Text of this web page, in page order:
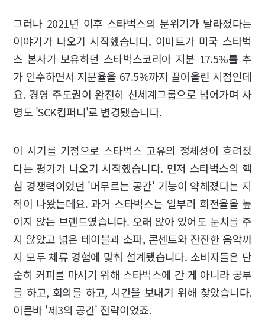
그러나 2021년 이후 스타벅스의 분위기가 달라졌다는
이야기가 나오기 시작했습니다. 이마트가 미국 스타벅
스 본사가 보유하던 스타벅스코리아 지분 17.5%를 추
가 인수하면서 지분율을 67.5%까지 끌어올린 시점인데
요. 경영 주도권이 완전히 신세계그룹으로 넘어가며 사
명도 'SCK컴퍼니'로 변경됐습니다.
이 시기를 기점으로 스타벅스 고유의 정체성이 흐려졌
다는 평가가 나오기 시작했습니다. 먼저 스타벅스의 핵
심 경쟁력이었던 '머무르는 공간' 기능이 약해졌다는 지
적이 나왔는데요. 과거 스타벅스는 일부러 회전율을 높
이지 않는 브랜드였습니다. 오래 앉아 있어도 눈치를 주
지 않았고 넓은 테이블과 소파, 콘센트와 잔잔한 음악까
지 모두 체류 경험에 맞춰 설계됐습니다. 소비자들은 단
순히 커피를 마시기 위해 스타벅스에 간 게 아니라 공부
를 하고, 회의를 하고, 시간을 보내기 위해 찾았습니다.
이른바 '제3의 공간' 전략이었죠.